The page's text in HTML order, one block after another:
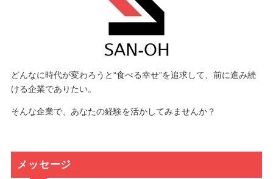
どんなに時代が変わろうと“食べる幸せ”を追求して、前に進み続
ける企業でありたい。
そんな企業で、あなたの経験を活かしてみませんか？
メッセージ